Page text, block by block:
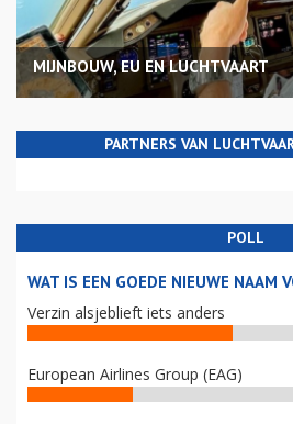
MIJNBOUW, EU EN LUCHTVAART
PARTNERS VAN
POLL
WAT IS EEN GOEDE NIEUWE NAAM
Verzin alsjeblieft iets anders
European Airlines Group (EAG)